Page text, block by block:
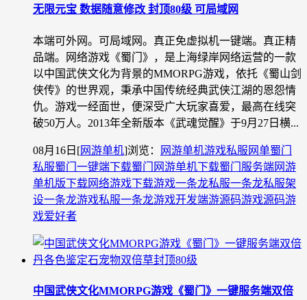
无限元宝 数据随意修改 封顶80级 可局域网
本端可外网。可局域网。真正免虚拟机一键端。真正精
品端。网络游戏《蜀门》，是上海绿岸网络运营的一款
以中国武侠文化为背景的MMORPG游戏，依托《蜀山剑
侠传》的世界观，秉承中国传统经典武侠江湖的恩怨情
仇。游戏一经面世，便深受广大玩家喜爱，最高在线突
破50万人。2013年全新版本《武魂觉醒》于9月27日横...
08月16日 [网游单机]浏览： 网游单机游戏私服 网单蜀门
私服蜀门一键端下载蜀门网游单机下载蜀门服务端网游
单机版下载网络游戏下载游戏一条龙私服一条龙私服架
设一条龙游戏私服一条龙游戏开发端游源码游戏源码游
戏爱好者
中国武侠文化MMORPG游戏《蜀门》一键服务端双倍